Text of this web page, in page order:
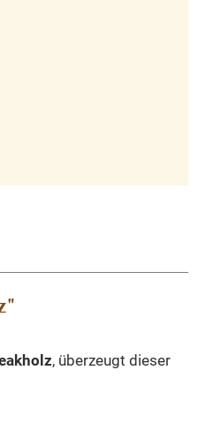
, überzeugt dieser